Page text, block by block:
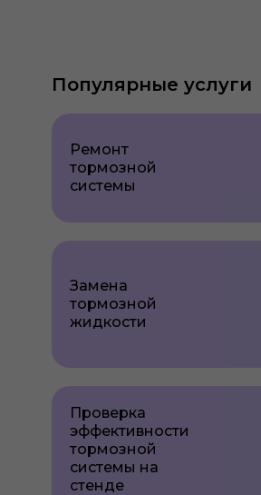
Популярные услуги
Ремонт
тормозной
системы
Замена
тормозной
жидкости
Проверка
эффективности
тормозной
системы на
стенде